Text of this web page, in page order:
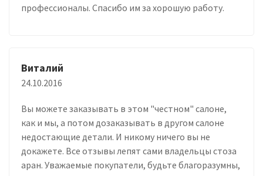
профессионалы. Спасибо им за хорошую работу.
Виталий
24.10.2016
Вы можете заказывать в этом "честном" салоне,
как и мы, а потом дозаказывать в другом салоне
недостающие детали. И никому ничего вы не
докажете. Все отзывы лепят сами владельцы стоза
аран. Уважаемые покупатели, будьте благоразумны,